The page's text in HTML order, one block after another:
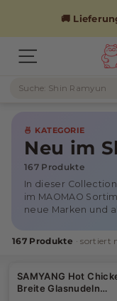
🚚
Seitennavigation
M
A
O
O
Suche
🍜 KATEGORIE
Neu im
167 Produkte
In dieser
im MAOMAO
neue Marken und
167 Produkte · sortiert
SAMYANG Hot
Breite Glasnudeln